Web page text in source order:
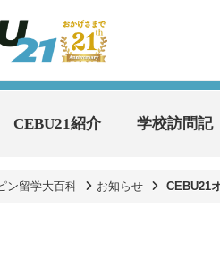
CEBU21紹介 学校訪問記
ン留学大百科 お知らせ CEBU21